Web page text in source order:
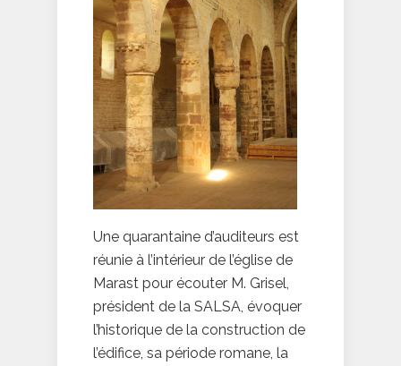
Une quarantaine d’auditeurs est
réunie à l’intérieur de l’église de
Marast pour écouter M. Grisel,
président de la SALSA, évoquer
l’historique de la construction de
l’édifice, sa période romane, la